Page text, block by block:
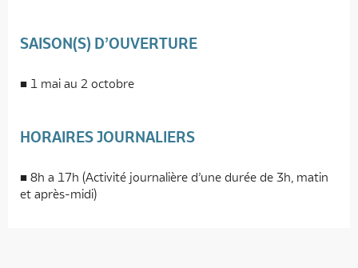
SAISON(S) D’OUVERTURE
1 mai au 2 octobre
HORAIRES JOURNALIERS
8h a 17h (Activité journalière d’une durée de 3h, matin
et après-midi)